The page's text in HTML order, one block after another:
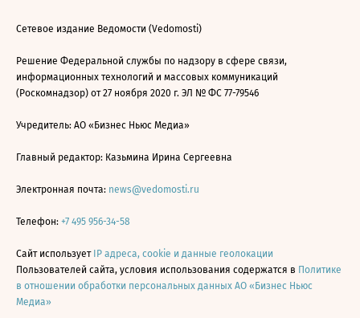
Сетевое издание Ведомости (Vedomosti)
Решение Федеральной службы по надзору в сфере связи,
информационных технологий и массовых коммуникаций
(Роскомнадзор) от 27 ноября 2020 г. ЭЛ № ФС 77-79546
Учредитель: АО «Бизнес Ньюс Медиа»
Главный редактор: Казьмина Ирина Сергеевна
Электронная почта: news@vedomosti.ru
Телефон: +7 495 956-34-58
Сайт использует IP адреса, cookie и данные геолокации
Пользователей сайта, условия использования содержатся в Политике
в отношении обработки персональных данных АО «Бизнес Ньюс
Медиа»